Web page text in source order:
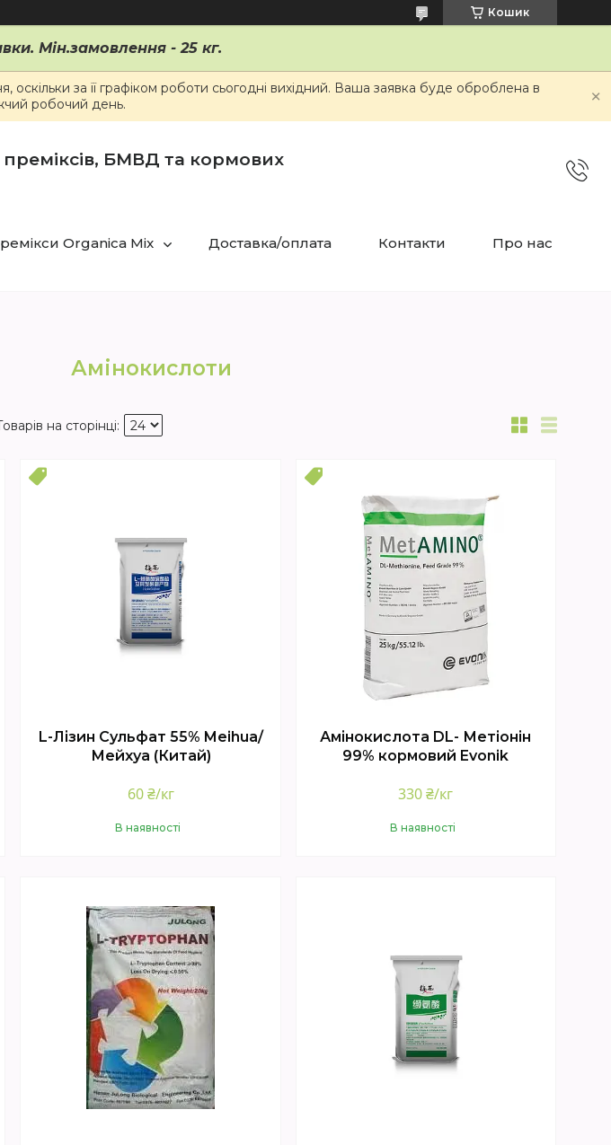
Кошик
Мін.замовлення - 25 кг.
за її графіком роботи сьогодні вихідний. Ваша заявка буде оброблена в
робочий день.
преміксів, БМВД та кормових
Organica Mix Доставка/оплата Контакти Про нас
Амінокислоти
L-Лізин Сульфат 55% Meihua/
Мейхуа (Китай)
60 ₴/кг
В наявності
Амінокислота DL- Метіонін
99% кормовий Evonik
330 ₴/кг
В наявності